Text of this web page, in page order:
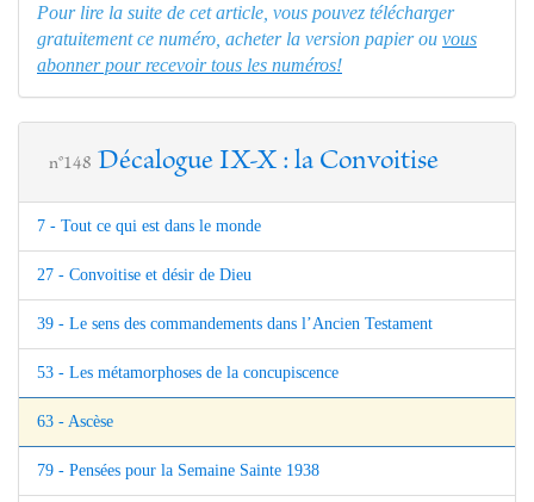
Pour lire la suite de cet article, vous pouvez télécharger
gratuitement ce numéro, acheter la version papier ou vous
abonner pour recevoir tous les numéros!
n°148 Décalogue IX-X : la Convoitise
7 - Tout ce qui est dans le monde
27 - Convoitise et désir de Dieu
39 - Le sens des commandements dans l’Ancien Testament
53 - Les métamorphoses de la concupiscence
63 - Ascèse
79 - Pensées pour la Semaine Sainte 1938